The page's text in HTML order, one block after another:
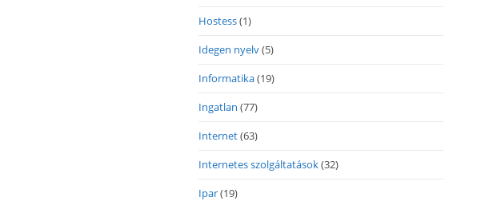
Hostess(1)
Idegen nyelv(5)
Informatika(19)
Ingatlan (77)
Internet(63)
Internetes szolgáltatások(32)
Ipar(19)